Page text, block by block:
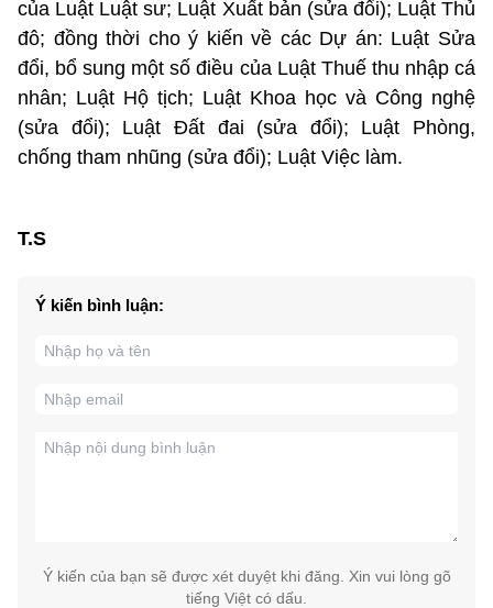
của Luật Luật sư; Luật Xuất bản (sửa đổi); Luật Thủ
đô; đồng thời cho ý kiến về các Dự án: Luật Sửa
đổi, bổ sung một số điều của Luật Thuế thu nhập cá
nhân; Luật Hộ tịch; Luật Khoa học và Công nghệ
(sửa đổi); Luật Đất đai (sửa đổi); Luật Phòng,
chống tham nhũng (sửa đổi); Luật Việc làm.
T.S
Ý kiến bình luận:
Ý kiến của bạn sẽ được xét duyệt khi đăng. Xin vui lòng gõ
tiếng Việt có dấu.